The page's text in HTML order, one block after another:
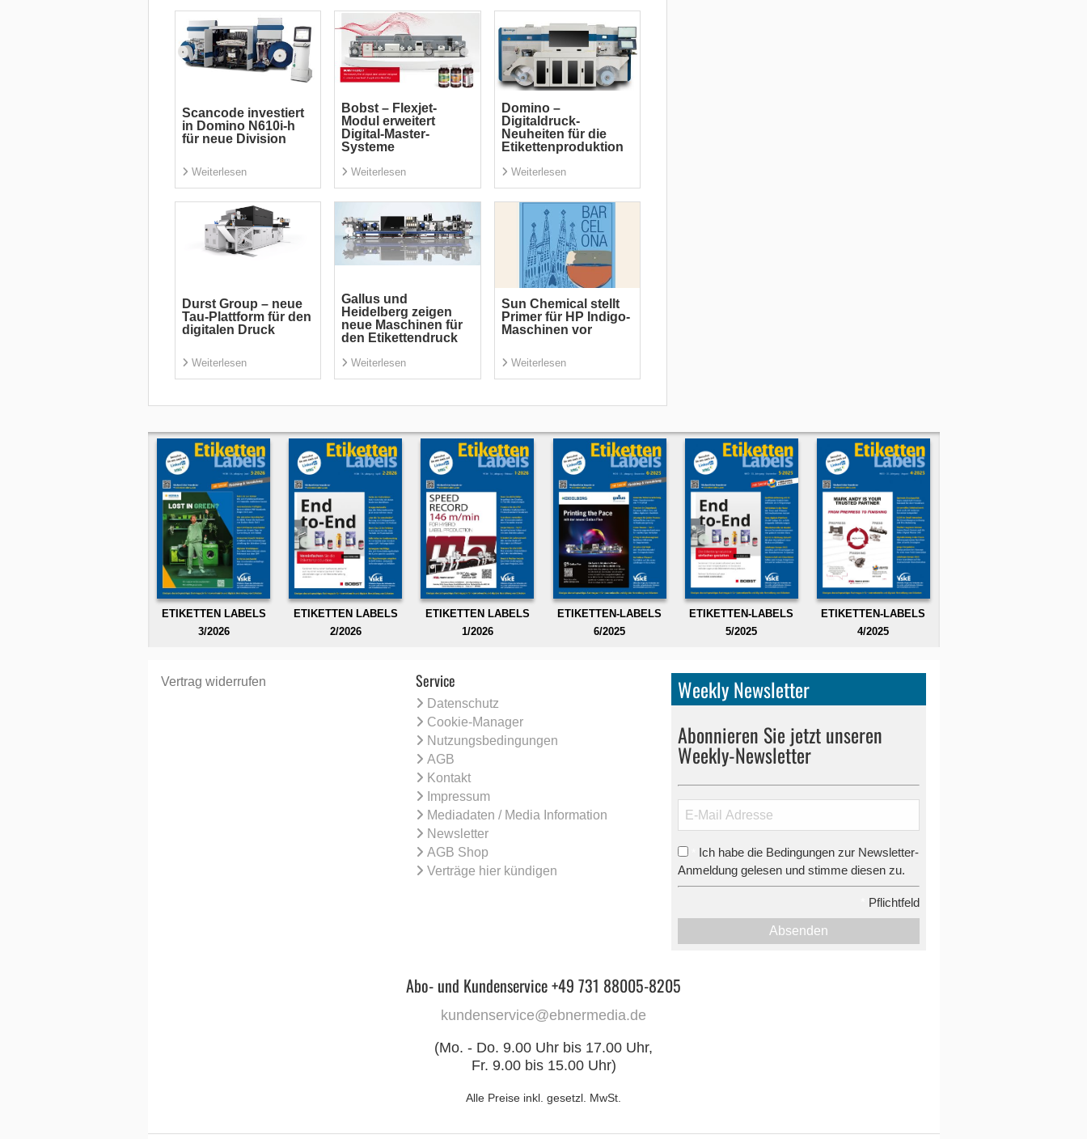
Scancode investiert
in Domino N610i-h
für neue Division
Weiterlesen
Bobst – Flexjet-
Modul erweitert
Digital-Master-
Systeme
Weiterlesen
Domino –
Digitaldruck-
Neuheiten für die
Etikettenproduktion
Weiterlesen
Durst Group – neue
Tau-Plattform für den
digitalen Druck
Weiterlesen
Gallus und
Heidelberg zeigen
neue Maschinen für
den Etikettendruck
Weiterlesen
Sun Chemical stellt
Primer für HP Indigo-
Maschinen vor
Weiterlesen
ETIKETTEN LABELS
3/2026
ETIKETTEN LABELS
2/2026
ETIKETTEN LABELS
1/2026
ETIKETTEN-LABELS
6/2025
ETIKETTEN-LABELS
5/2025
ETIKETTEN-LABELS
4/2025
Vertrag widerrufen Service
Datenschutz
Cookie-Manager
Nutzungsbedingungen
AGB
Kontakt
Impressum
Mediadaten / Media Information
Newsletter
AGB Shop
Verträge hier kündigen
Weekly Newsletter
Abonnieren Sie jetzt unseren
Weekly-Newsletter
Ich habe die Bedingungen zur Newsletter-
Anmeldung gelesen und stimme diesen zu.
Pflichtfeld
Absenden
Abo- und Kundenservice +49 731 88005-8205
kundenservice@ebnermedia.de
(Mo. - Do. 9.00 Uhr bis 17.00 Uhr,
Fr. 9.00 bis 15.00 Uhr)
Alle Preise inkl. gesetzl. MwSt.